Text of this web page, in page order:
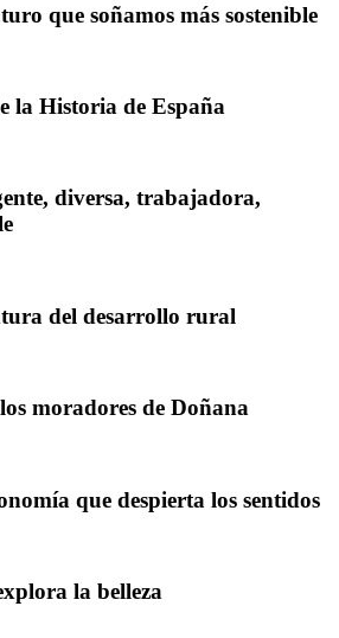
que soñamos más sostenible
la Historia de España
diversa, trabajadora,
del desarrollo rural
moradores de Doñana
que despierta los sentidos
la belleza